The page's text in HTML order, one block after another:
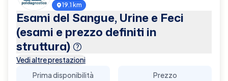
19.1 km
Esami del Sangue, Urine e Feci
(esami e prezzo definiti in
struttura)
Vedi altre prestazioni
Prima disponibilità
Prezzo